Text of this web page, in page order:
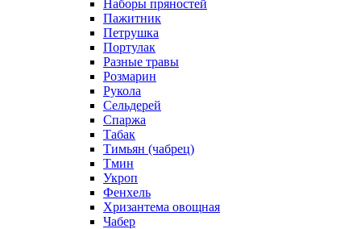
Наборы пряностей
Пажитник
Петрушка
Портулак
Разные травы
Розмарин
Рукола
Сельдерей
Спаржа
Табак
Тимьян (чабрец)
Тмин
Укроп
Фенхель
Хризантема овощная
Чабер